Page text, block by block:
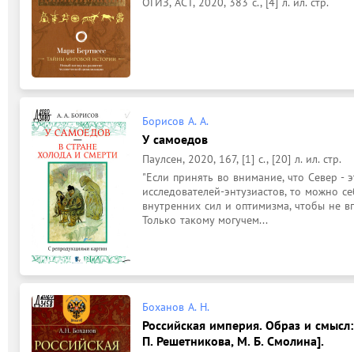
Борисов А. А.
У самоедов
Паулсен, 2020, 167, [1] с., [20] л. ил. стр.
"Если принять во внимание, что Север -
исследователей-энтузиастов, то можно
внутренних сил и оптимизма, чтобы не
Только такому могучем...
Боханов А. Н.
Российская империя. Образ и
П. Решетникова, М. Б. Смолина].